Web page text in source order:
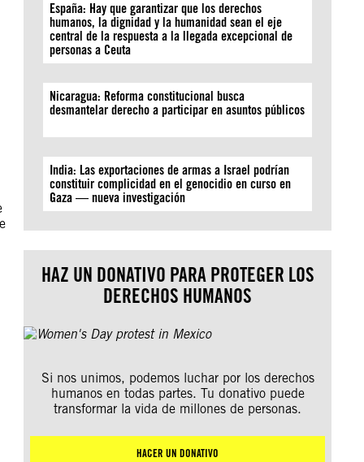
España: Hay que garantizar que los derechos
humanos, la dignidad y la humanidad sean el eje
central de la respuesta a la llegada excepcional de
personas a Ceuta
Nicaragua: Reforma constitucional busca
desmantelar derecho a participar en asuntos públicos
India: Las exportaciones de armas a Israel podrían
constituir complicidad en el genocidio en curso en
Gaza — nueva investigación
HAZ UN DONATIVO PARA PROTEGER LOS
DERECHOS HUMANOS
Si nos unimos, podemos luchar por los derechos
humanos en todas partes. Tu donativo puede
transformar la vida de millones de personas.
HACER UN DONATIVO